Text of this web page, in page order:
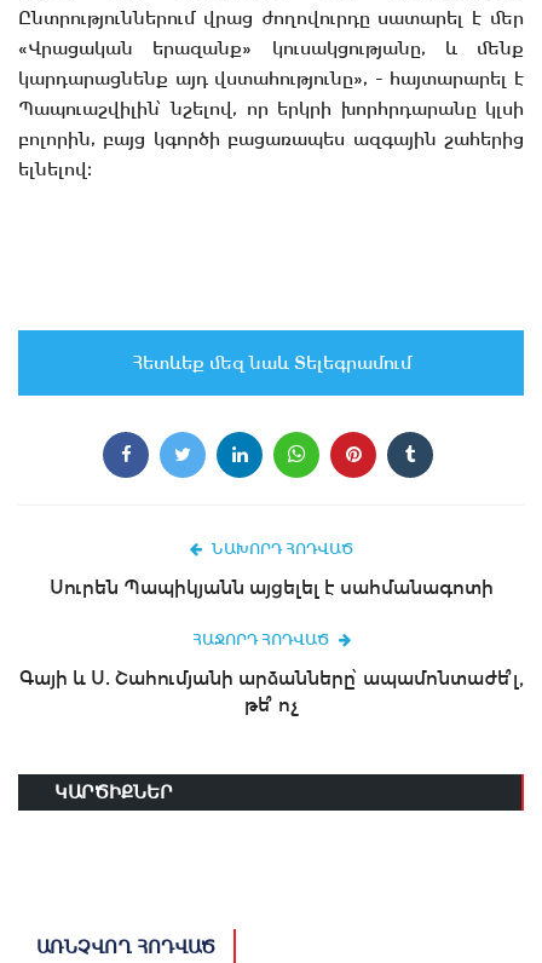
Ընտրություններում վրաց ժողովուրդը սատարել է մեր
«Վրացական երազանք» կուսակցությանը, և մենք
կարդարացնենք այդ վստահությունը», - հայտարարել է
Պապուաշվիլին՝ նշելով, որ երկրի խորհրդարանը կլսի
բոլորին, բայց կգործի բացառապես ազգային շահերից
ելնելով։
Հետևեք մեզ նաև Տելեգրամում
ՆԱԽՈՐԴ ՀՈԴՎԱԾ
Սուրեն Պապիկյանն այցելել է սահմանագոտի
ՀԱՋՈՐԴ ՀՈԴՎԱԾ
Գայի և Ս. Շահումյանի արձանները՝ ապամոնտաժե՞լ,
թե՞ ոչ
ԿԱՐԾԻՔՆԵՐ
ԱՌՆՉՎՈՂ ՀՈԴՎԱԾ